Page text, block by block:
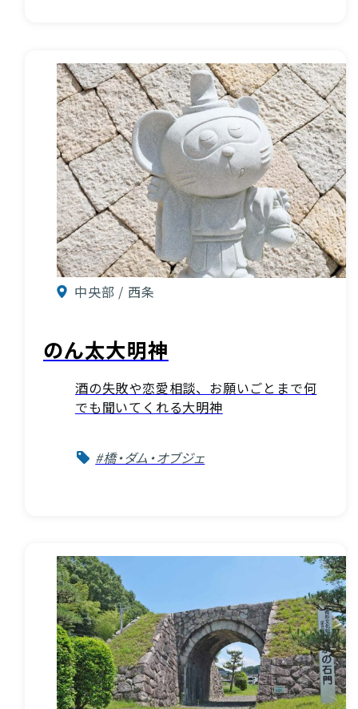
中央部 / 西条
のん太大明神
酒の失敗や恋愛相談、お願いごとまで何
でも聞いてくれる大明神
#橋・ダム・オブジェ